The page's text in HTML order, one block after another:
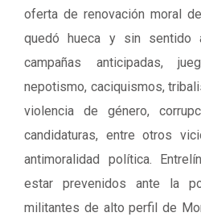
oferta de renovación moral
quedó hueca y sin sentido
campañas anticipadas,
nepotismo, caciquismos,
violencia de género,
candidaturas, entre otros
antimoralidad política.
estar prevenidos ante la
militantes de alto perfil de